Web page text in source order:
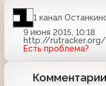
1 канал
9 июня 2015, 10:18
http://
Есть проблема?
Комментарии